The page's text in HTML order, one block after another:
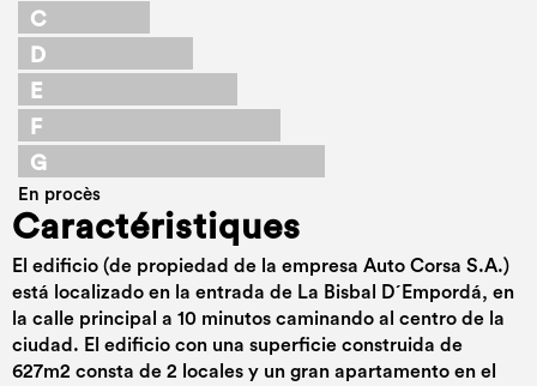
C
D
E
F
G
En procès
Caractéristiques
El edificio (de propiedad de la empresa Auto Corsa S.A.)
está localizado en la entrada de La Bisbal D´Empordá, en
la calle principal a 10 minutos caminando al centro de la
ciudad. El edificio con una superficie construida de
627m2 consta de 2 locales y un gran apartamento en el